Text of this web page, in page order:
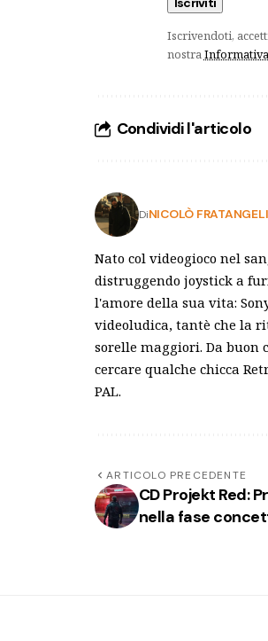
Iscrivendoti,
nostra
Condividi l'articolo
DiNICOLÒ FRATANGELI
Nato col videogioco nel
distruggendo joystick a
l'amore della sua vita:
videoludica, tantè che la
sorelle maggiori. Da buon
cercare qualche chicca
PAL.
ARTICOLO PRECEDENTE
CD Projekt Red:
nella fase